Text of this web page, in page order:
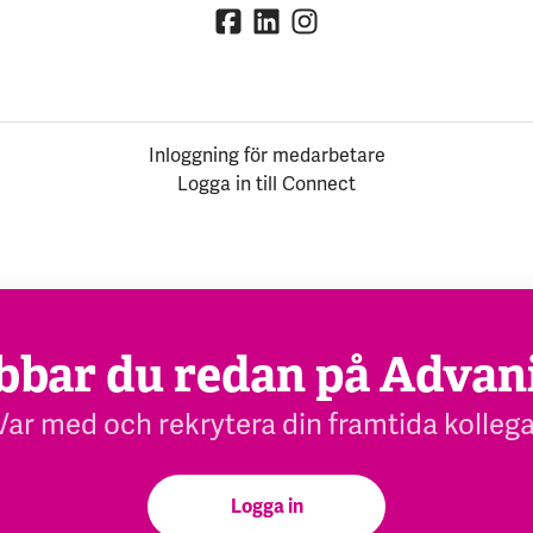
Inloggning för medarbetare
Logga in till Connect
du redan på
med och rekrytera din framtida
Logga in